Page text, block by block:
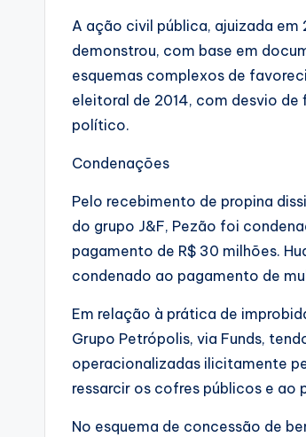
A ação civil pública, ajuizada em
demonstrou, com base em
esquemas complexos de
eleitoral de 2014, com desvio
político.
Condenações
Pelo recebimento de propina
do grupo J&F, Pezão foi
pagamento de R$ 30 milhões.
condenado ao pagamento de
Em relação à prática de
Grupo Petrópolis, via Funds,
operacionalizadas ilicitamente
ressarcir os cofres públicos e ao
No esquema de concessão de